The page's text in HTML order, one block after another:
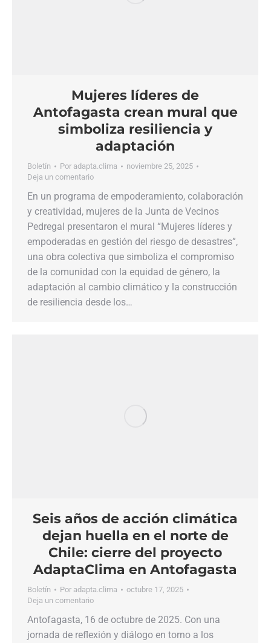
Mujeres líderes de
Antofagasta crean mural que
simboliza resiliencia y
adaptación
Boletín Por adapta.clima
noviembre 25, 2025
Deja un comentario
En un programa de empoderamiento, colaboración
y creatividad, mujeres de la Junta de Vecinos
Pedregal presentaron el mural “Mujeres líderes y
empoderadas en gestión del riesgo de desastres”,
una obra colectiva que simboliza el compromiso
de la comunidad con la equidad de género, la
adaptación al cambio climático y la construcción
de resiliencia desde los…
Seis años de acción climática
dejan huella en el norte de
Chile: cierre del proyecto
AdaptaClima en Antofagasta
Boletín Por adapta.clima
octubre 17, 2025
Deja un comentario
Antofagasta, 16 de octubre de 2025. Con una
jornada de reflexión y diálogo en torno a los